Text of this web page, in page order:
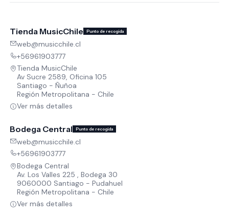
Tienda MusicChile Punto de recogida
web@musicchile.cl
+56961903777
Tienda MusicChile
Av Sucre 2589, Oficina 105
Santiago - Ñuñoa
Región Metropolitana - Chile
Ver más detalles
Bodega Central Punto de recogida
web@musicchile.cl
+56961903777
Bodega Central
Av. Los Valles 225 , Bodega 30
9060000 Santiago - Pudahuel
Región Metropolitana - Chile
Ver más detalles